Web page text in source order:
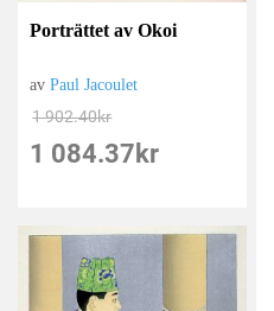
Porträttet av Okoi
avPaul Jacoulet
1 902.40kr
1 084.37 kr